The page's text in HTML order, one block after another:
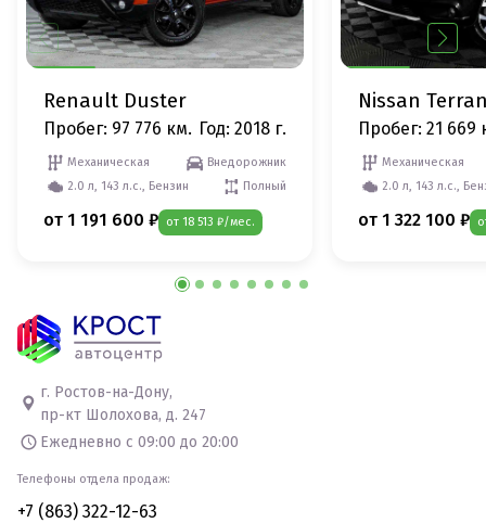
Renault Duster
Пробег: 97 776 км. Год: 2018 г.
Механическая
Внедорожник
2.0 л, 143 л.с., Бензин
Полный
от 1 191 600 ₽ от 18 513 ₽/мес.
Nissan
Пробег: 21 669
Механическая
2.0 л, 143 л.с.,
от 1 322 100 ₽
г. Ростов-на-Дону,
пр-кт Шолохова, д. 247
Ежедневно с 09:00 до 20:00
Телефоны отдела продаж:
+7 (863) 322-12-63